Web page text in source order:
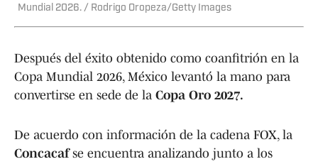
Mundial 2026. / Rodrigo Oropeza/Getty Images
Después del éxito obtenido como coanfitrión en la
Copa Mundial 2026, México levantó la mano para
convertirse en sede de la Copa Oro 2027.
De acuerdo con información de la cadena FOX, la
Concacafse encuentra analizando junto a los